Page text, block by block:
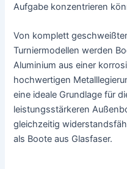
Aufgabe konzentrieren
Von komplett
Turniermodellen werden
Aluminium aus einer
hochwertigen
eine ideale Grundlage für
leistungsstärkeren
gleichzeitig
als Boote aus Glasfaser.